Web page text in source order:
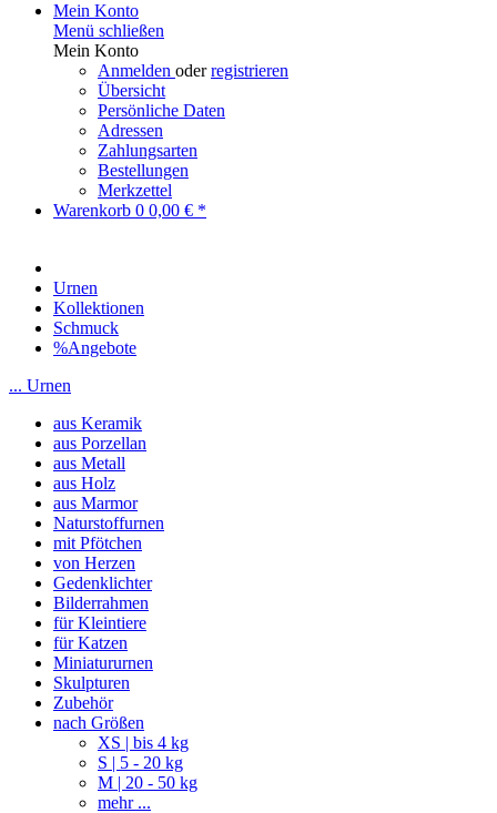
Mein Konto
Menü schließen
Mein Konto
Anmelden oderregistrieren
Übersicht
Persönliche Daten
Adressen
Zahlungsarten
Bestellungen
Merkzettel
Warenkorb 0 0,00 € *
Urnen
Kollektionen
Schmuck
%Angebote
... Urnen
aus Keramik
aus Porzellan
aus Metall
aus Holz
aus Marmor
Naturstoffurnen
mit Pfötchen
von Herzen
Gedenklichter
Bilderrahmen
für Kleintiere
für Katzen
Miniatururnen
Skulpturen
Zubehör
nach Größen
XS | bis 4 kg
S | 5 - 20 kg
M | 20 - 50 kg
mehr ...